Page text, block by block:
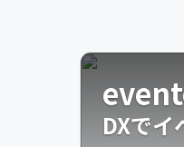
DXでイ